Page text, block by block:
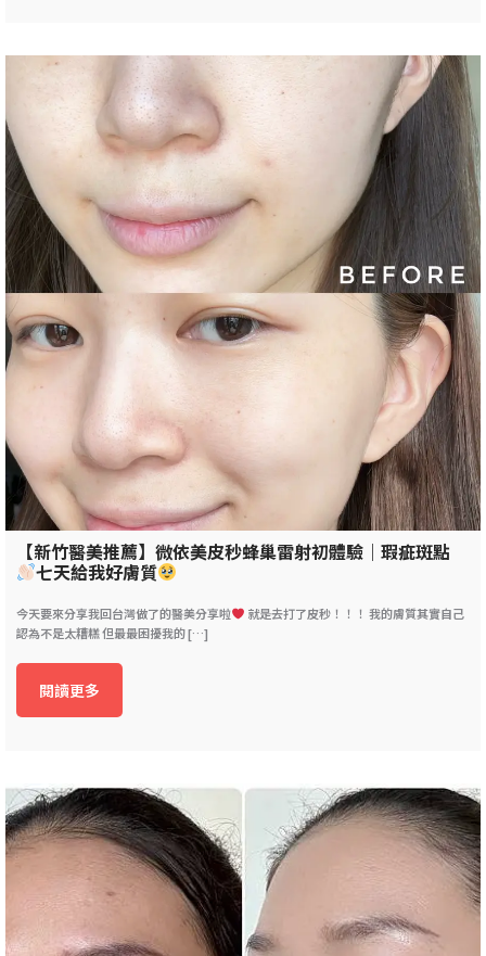
【新竹醫美推薦】微依美皮秒蜂巢雷射初體驗｜瑕疵斑點
七天給我好膚質
今天要來分享我回台灣做了的醫美分享啦
就是去打了皮秒！！！ 我的膚質其實自己
認為不是太糟糕 但最最困擾我的 […]
閱讀更多